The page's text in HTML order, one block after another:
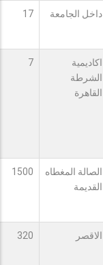
داخل الجامعة 17
اكاديمية
الشرطة
القاهرة
7
الصالة المغطاه
القديمة
1500
الاقصر 320